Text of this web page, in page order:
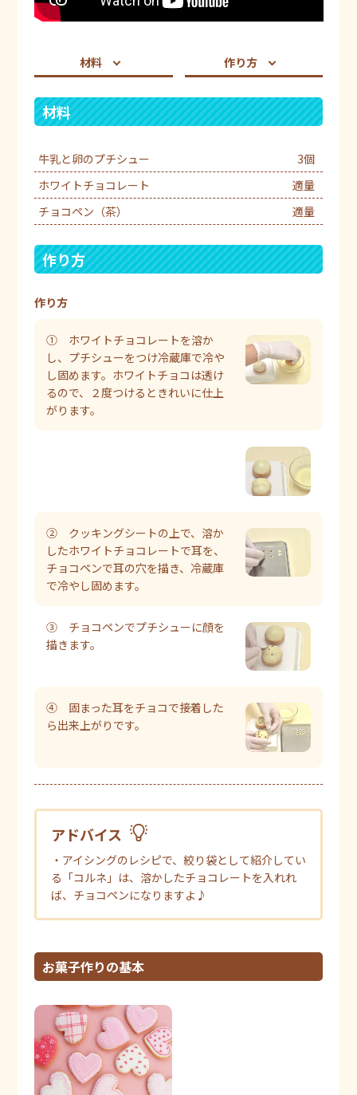
材料 作り方
材料
牛乳と卵のプチシュー
3個
ホワイトチョコレート
適量
チョコペン（茶）
適量
作り方
作り方
① ホワイトチョコレートを溶か
し、プチシューをつけ冷蔵庫で冷や
し固めます。ホワイトチョコは透け
るので、２度つけるときれいに仕上
がります。
② クッキングシートの上で、溶か
したホワイトチョコレートで耳を、
チョコペンで耳の穴を描き、冷蔵庫
で冷やし固めます。
③ チョコペンでプチシューに顔を
描きます。
④ 固まった耳をチョコで接着した
ら出来上がりです。
アドバイス
・アイシングのレシピで、絞り袋として紹介してい
る「コルネ」は、溶かしたチョコレートを入れれ
ば、チョコペンになりますよ♪
お菓子作りの基本